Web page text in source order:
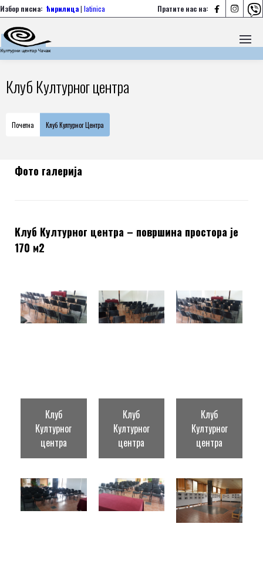
Пратите нас на:   
Избор писма: ћирилица| latinica
Клуб Културног центра
Почетна Клуб Културног Центра
Фото галерија
Клуб Културног центра – површина простора је
170 м2
Клуб
Културног
центра
Клуб
Културног
центра
Клуб
Културног
центра